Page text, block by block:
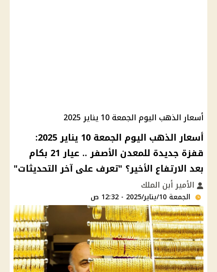
أسعار الذهب اليوم الجمعة 10 يناير 2025
أسعار الذهب اليوم الجمعة 10 يناير 2025:
قفزة جديدة للمعدن الأصفر .. عيار 21 بكام
بعد الارتفاع الأخير؟ "تعرف على آخر التحديثات"
الأمير أبن الملك
الجمعة 10/يناير/2025 - 12:32 ص